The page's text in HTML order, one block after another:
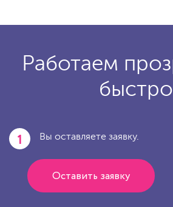
Работаем
быстро
1 Вы оставляете заявку.
Оставить заявку